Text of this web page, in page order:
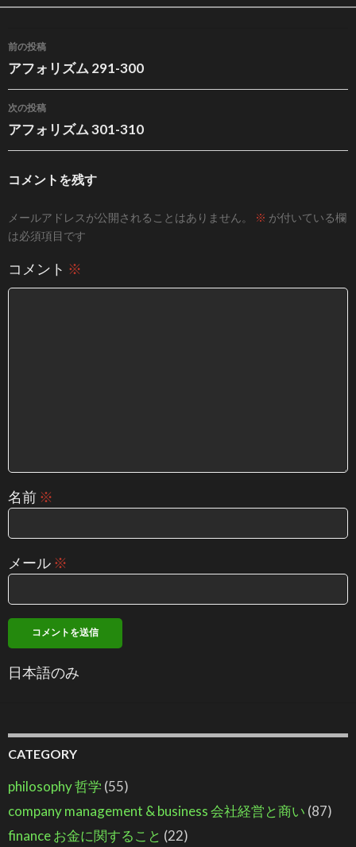
投稿ナビゲーション
前の投稿
アフォリズム 291-300
次の投稿
アフォリズム 301-310
コメントを残す
メールアドレスが公開されることはありません。 ※ が付いている欄
は必須項目です
コメント ※
名前 ※
メール ※
日本語のみ
CATEGORY
philosophy 哲学 (55)
company management & business 会社経営と商い (87)
finance お金に関すること (22)